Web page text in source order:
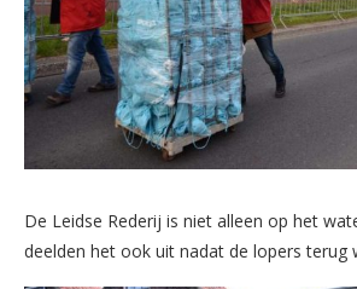
De Leidse Rederij is niet alleen op het
deelden het ook uit nadat de lopers terug